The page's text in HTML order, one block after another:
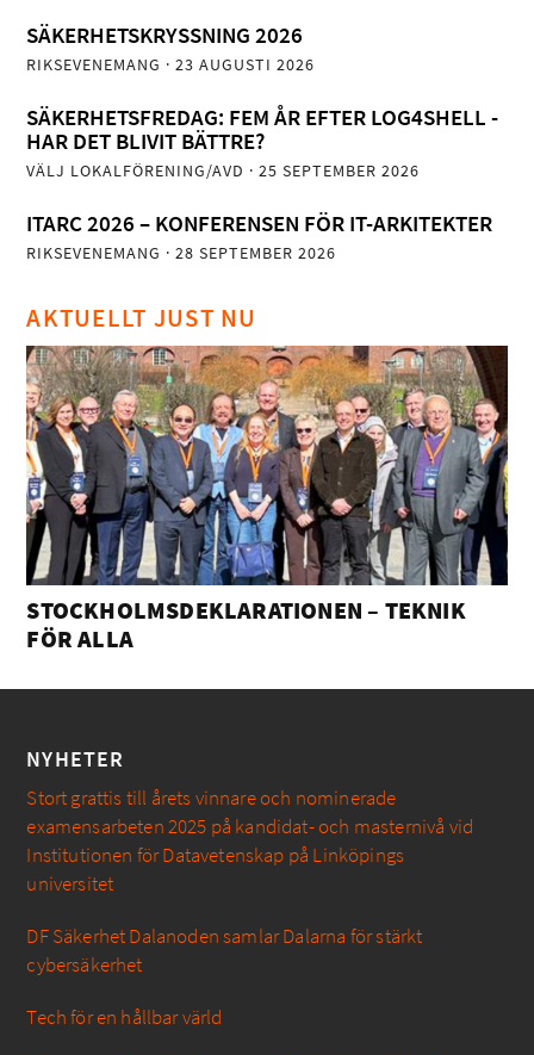
SÄKERHETSKRYSSNING 2026
RIKSEVENEMANG · 23 AUGUSTI 2026
SÄKERHETSFREDAG: FEM ÅR EFTER LOG4SHELL -
HAR DET BLIVIT BÄTTRE?
VÄLJ LOKALFÖRENING/AVD · 25 SEPTEMBER 2026
ITARC 2026 – KONFERENSEN FÖR IT-ARKITEKTER
RIKSEVENEMANG · 28 SEPTEMBER 2026
AKTUELLT JUST NU
STOCKHOLMSDEKLARATIONEN – TEKNIK
FÖR ALLA
NYHETER
Stort grattis till årets vinnare och nominerade
examensarbeten 2025 på kandidat- och masternivå vid
Institutionen för Datavetenskap på Linköpings
universitet
DF Säkerhet Dalanoden samlar Dalarna för stärkt
cybersäkerhet
Tech för en hållbar värld